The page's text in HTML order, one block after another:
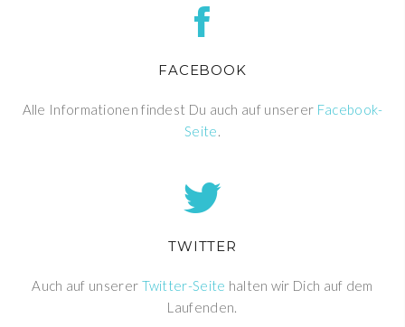
FACEBOOK
Alle Informationen findest Du auch auf unserer Facebook-
Seite.
TWITTER
Auch auf unserer Twitter-Seite halten wir Dich auf dem
Laufenden.